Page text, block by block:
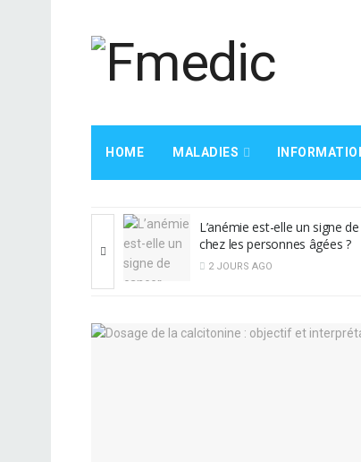
HOME MALADIES
est-elle un signe de cancer
les personnes âgées ?
Un goût
être un